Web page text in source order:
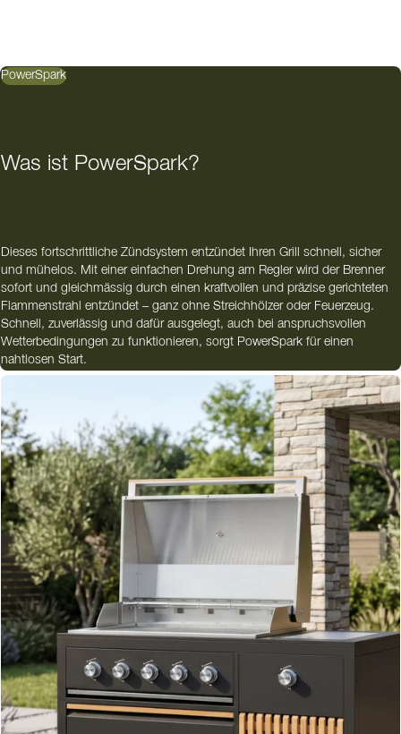
PowerSpark
Was ist PowerSpark?
Dieses fortschrittliche Zündsystem entzündet Ihren Grill schnell, sicher
und mühelos. Mit einer einfachen Drehung am Regler wird der Brenner
sofort und gleichmässig durch einen kraftvollen und präzise gerichteten
Flammenstrahl entzündet – ganz ohne Streichhölzer oder Feuerzeug.
Schnell, zuverlässig und dafür ausgelegt, auch bei anspruchsvollen
Wetterbedingungen zu funktionieren, sorgt PowerSpark für einen
nahtlosen Start.